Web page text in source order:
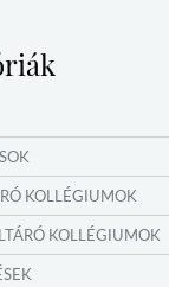
ESEMÉNYEI
KOLLÉGIUMOK
KOLLÉGIUMOK